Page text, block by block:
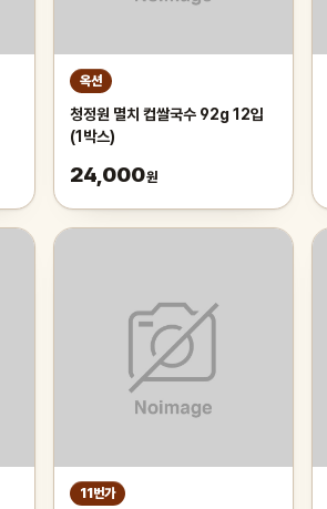
옥션
청정원 멸치 컵쌀국수 92g 12입
(1박스)
24,000원
11번가